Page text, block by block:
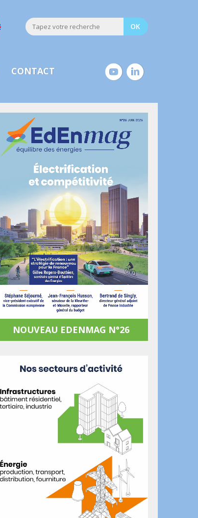
CONTACT
NOUVEAU EDENMAG N°26